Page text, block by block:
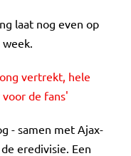
laat nog even op
vertrekt, hele
de fans'
- samen met Ajax-
eredivisie. Een